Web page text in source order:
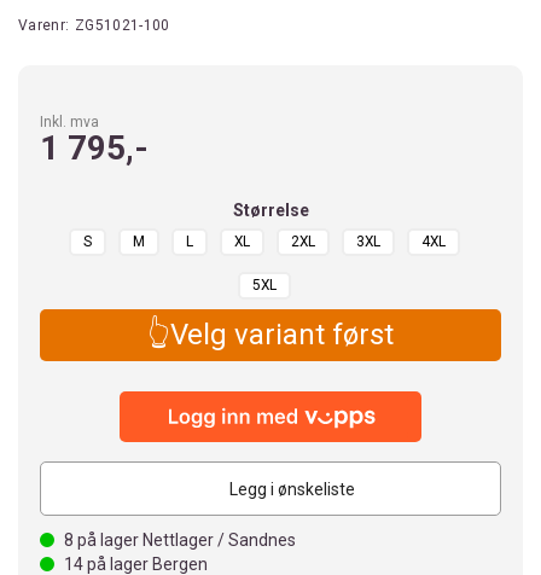
Varenr: ZG51021-100
Inkl. mva
1 795,-
Størrelse
S M L XL 2XL 3XL 4XL
5XL
👆Velg variant først
Legg i ønskeliste
8 på lager Nettlager / Sandnes
14på lager Bergen